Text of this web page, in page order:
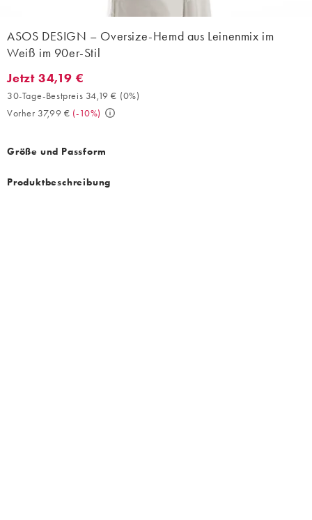
ASOS DESIGN – Oversize-Hemd aus Leinenmix im
Weiß im 90er-Stil
Jetzt 34,19 €. 30-Tage-Bestpreis 34,19 € (0%). Vorher 37,99 €. (-
Jetzt 34,19 €
30-Tage-Bestpreis 34,19 € (0%)
Vorher 37,99 € (-10%)
Größe und Passform
Produktbeschreibung